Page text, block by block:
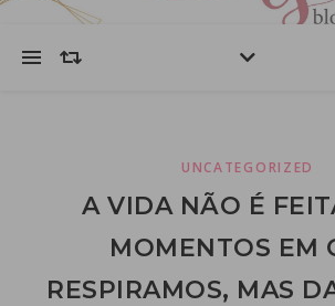
UNCATEGORIZED
A VIDA NÃO É
MOMENTOS EM
RESPIRAMOS, MAS